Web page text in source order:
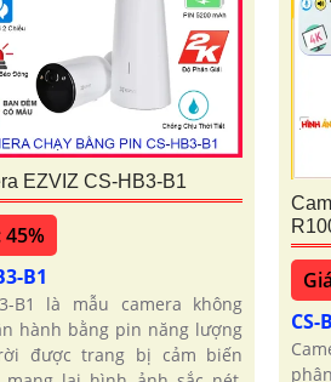
EZVIZ CS-HB3-B1
45%
B1
B1 là mẫu camera không
hành bằng pin năng lượng
được trang bị cảm biến
CS-